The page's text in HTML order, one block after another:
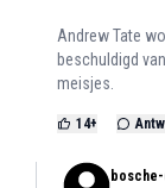
Andrew Tate
beschuldigd
meisjes.
14+